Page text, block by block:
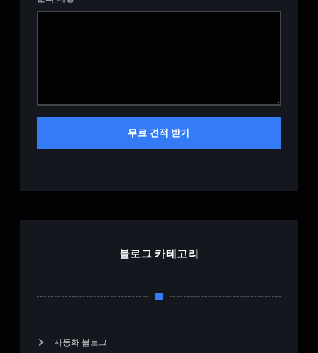
무료 견적 받기
블로그 카테고리
자동화 블로그